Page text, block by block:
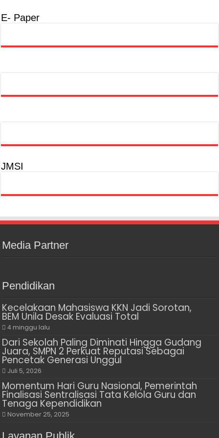
E- Paper
JMSI
Media Partner
Pendidikan
Kecelakaan Mahasiswa KKN Jadi Sorotan,
BEM Unila Desak Evaluasi Total
4 minggu lalu
Dari Sekolah Paling Diminati Hingga Gudang
Juara, SMPN 2 Perkuat Reputasi Sebagai
Pencetak Generasi Unggul
Juli 5, 2026
Momentum Hari Guru Nasional, Pemerintah
Finalisasi Sentralisasi Tata Kelola Guru dan
Tenaga Kependidikan
November 25, 2025